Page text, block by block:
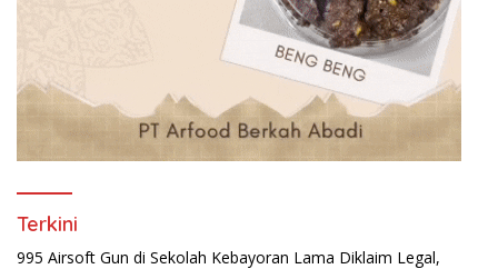
Terkini
995 Airsoft Gun di Sekolah Kebayoran Lama Diklaim Legal,